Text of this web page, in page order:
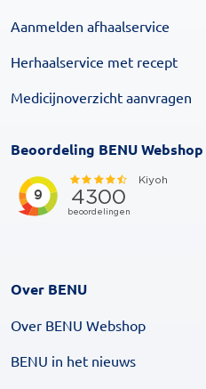
Aanmelden afhaalservice
Herhaalservice met recept
Medicijnoverzicht aanvragen
Beoordeling BENU Webshop
Over BENU
Over BENU Webshop
BENU in het nieuws